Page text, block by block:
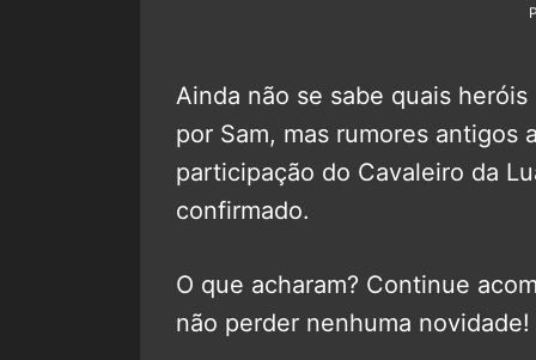
Ainda não se sabe quais
por Sam, mas rumores antigos
participação do Cavaleiro da
confirmado.
O que acharam? Continue
não perder nenhuma novidade!